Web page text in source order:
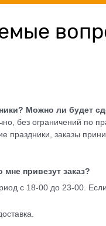
Можно ли будет
без ограничений
заказы
привезут заказ?
с 18-00 до 23-00.